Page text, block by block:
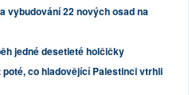
vybudování 22 nových osad na
jedné desetieté holčičky
co hladovějící Palestinci vtrhli